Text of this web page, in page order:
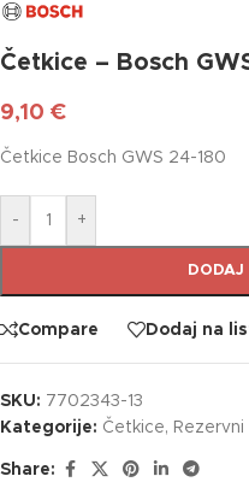
Četkice – Bosch
9,10 €
Četkice Bosch GWS 24-180
- +
DODAJ
Compare Dodaj na
SKU: 7702343-13
Kategorije: Četkice,
Share: